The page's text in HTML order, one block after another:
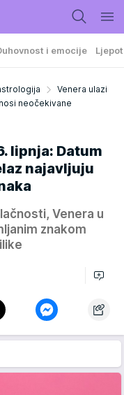
i emocije
Venera ulazi
neočekivane
lipnja: Datum
najavljuju
Venera u
znakom